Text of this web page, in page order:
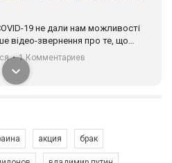
19 не дали нам можливості
відео-звернення про те, що
та не можемо зустрінеться, ми
поділяє цінності рівності та
нас. Регіональні підрозділи
• 1 Комментариев
акция брак